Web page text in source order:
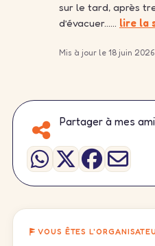
sur le tard, après
d’évacuer…… lire la
Mis à jour le 18 juin 2026
Partager à mes
VOUS ÊTES